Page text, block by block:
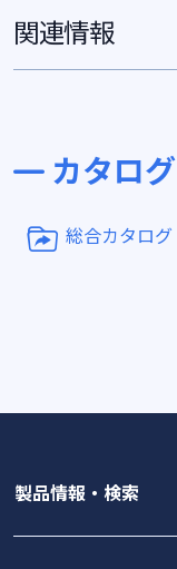
関連情報
カタログ
総合カタログ
製品情報・検索